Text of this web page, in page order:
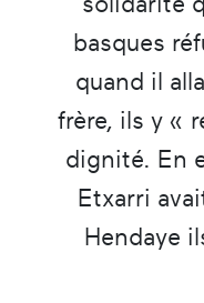
basques
quand il
frère, ils y «
dignité. En
Etxarri
Hendaye